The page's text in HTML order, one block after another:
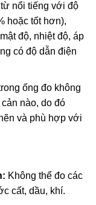
nổi tiếng với độ
hoặc tốt hơn),
độ, nhiệt độ, áp
có độ dẫn điện
ống đo không
nào, do đó
và phù hợp với
Không thể đo các
cất, dầu, khí.